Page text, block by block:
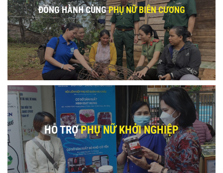
ĐỒNG HÀNH CÙNGPHỤ NỮ BIÊN CƯƠNG
HỖ TRỢPHỤ NỮ KHỞI NGHIỆP